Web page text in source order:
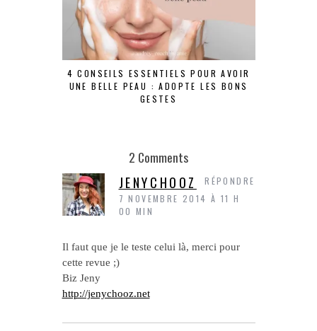
4 CONSEILS ESSENTIELS POUR AVOIR
UNE BELLE PEAU : ADOPTE LES BONS
GESTES
2 Comments
JENYCHOOZ
7 NOVEMBRE 2014 À 11 H
00 MIN
Il faut que je le teste celui là, merci pour
cette revue ;)
Biz Jeny
http://jenychooz.net
RÉPONDRE